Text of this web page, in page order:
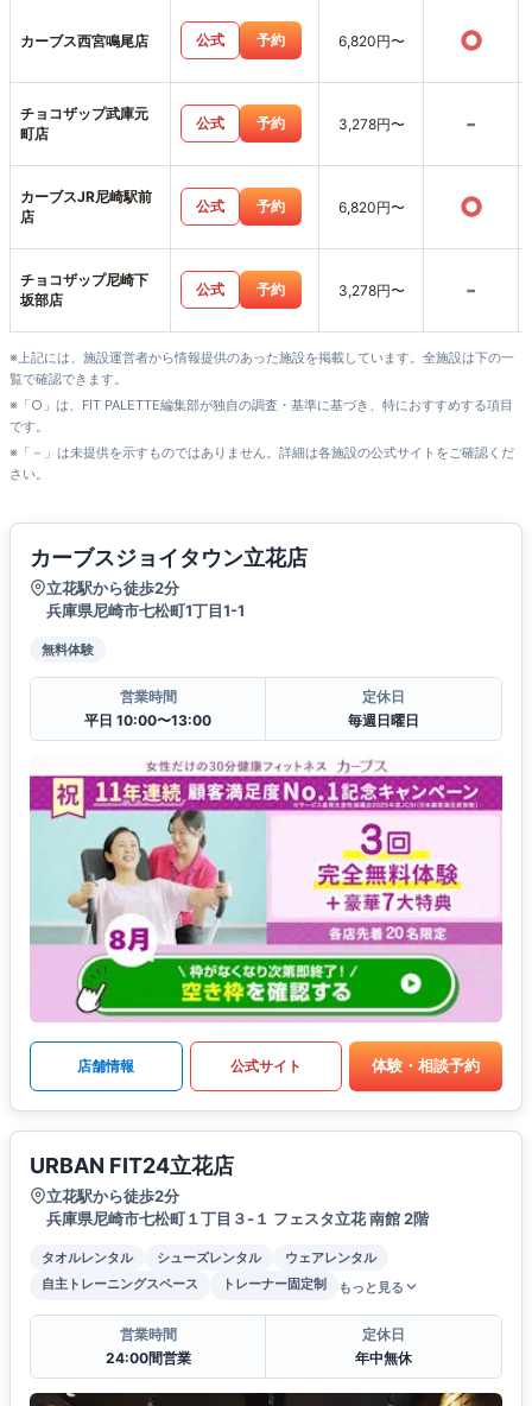
カーブス西宮鳴尾店 公式 予約 6,820円〜 ○
チョコザップ武庫元
町店
公式 予約 3,278円〜 -
カーブスJR尼崎駅前
店
公式 予約 6,820円〜 ○
チョコザップ尼崎下
坂部店
公式 予約 3,278円〜 -
※上記には、施設運営者から情報提供のあった施設を掲載しています。全施設は下の一
覧で確認できます。
※「○」は、FIT PALETTE編集部が独自の調査・基準に基づき、特におすすめする項目
です。
※「－」は未提供を示すものではありません。詳細は各施設の公式サイトをご確認くだ
さい。
カーブスジョイタウン立花店
立花駅から徒歩2分
兵庫県尼崎市七松町1丁目1-1
無料体験
営業時間
平日 10:00〜13:00
定休日
毎週日曜日
店舗情報 公式サイト 体験・相談予約
URBAN FIT24立花店
立花駅から徒歩2分
兵庫県尼崎市七松町１丁目３-１ フェスタ立花 南館 2階
タオルレンタル シューズレンタル
ウェアレンタル
自主トレーニングスペース
トレーナー固定制 もっと見る
営業時間
24:00間営業
定休日
年中無休